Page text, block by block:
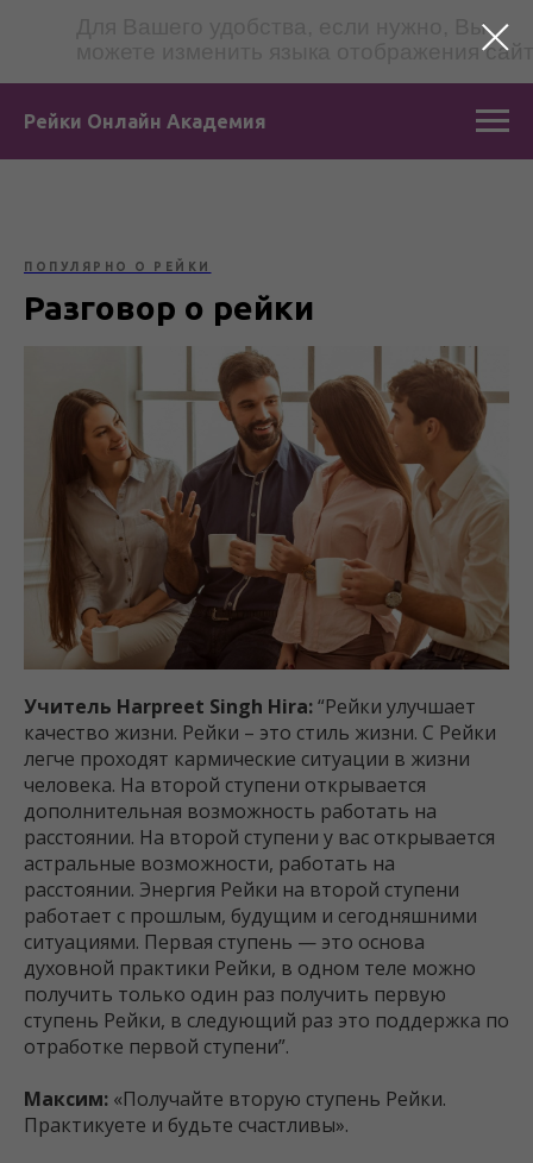
Для Вашего удобства, если нужно, Вы
можете изменить языка отображения
Рейки Онлайн Академия
ПОПУЛЯРНО О РЕЙКИ
Разговор о рейки
Учитель Harpreet Singh Hira:“Рейки улучшает
качество жизни. Рейки – это стиль жизни. С Рейки
легче проходят кармические ситуации в жизни
человека. На второй ступени открывается
дополнительная возможность работать на
расстоянии. На второй ступени у вас открывается
астральные возможности, работать на
расстоянии. Энергия Рейки на второй ступени
работает с прошлым, будущим и сегодняшними
ситуациями. Первая ступень — это основа
духовной практики Рейки, в одном теле можно
получить только один раз получить первую
ступень Рейки, в следующий раз это поддержка по
отработке первой ступени”.
Максим: «Получайте вторую ступень Рейки.
Практикуете и будьте счастливы».